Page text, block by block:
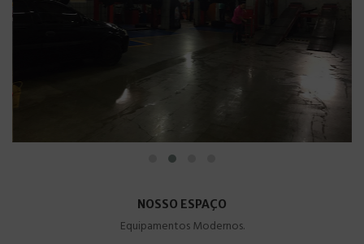
NOSSO ESPAÇO
Equipamentos Modernos.